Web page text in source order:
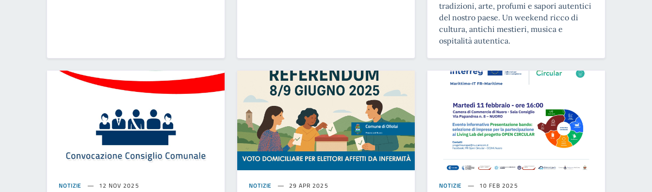
tradizioni, arte, profumi e sapori autentici
del nostro paese. Un weekend ricco di
cultura, antichi mestieri, musica e
ospitalità autentica.
NOTIZIE 12 NOV 2025 NOTIZIE 29 APR 2025 NOTIZIE 10 FEB 2025